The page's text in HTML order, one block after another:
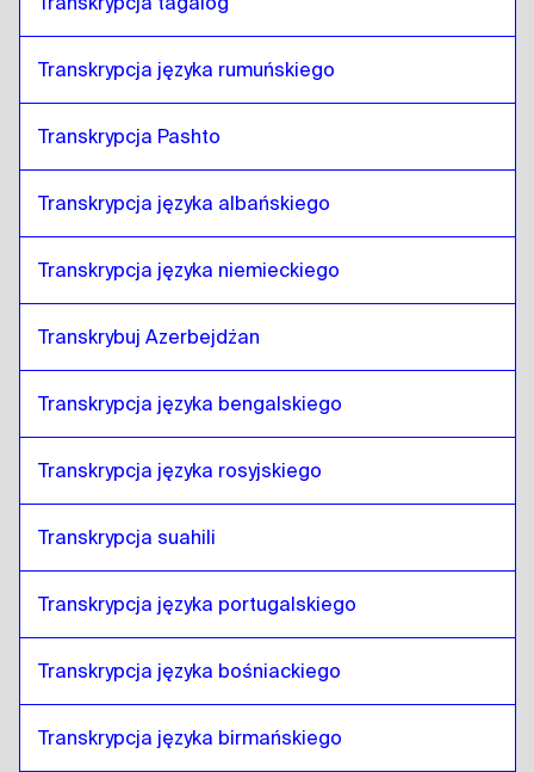
Transkrypcja języka rumuńskiego
Transkrypcja Pashto
Transkrypcja języka albańskiego
Transkrypcja języka niemieckiego
Transkrybuj Azerbejdżan
Transkrypcja języka bengalskiego
Transkrypcja języka rosyjskiego
Transkrypcja suahili
Transkrypcja języka portugalskiego
Transkrypcja języka bośniackiego
Transkrypcja języka birmańskiego